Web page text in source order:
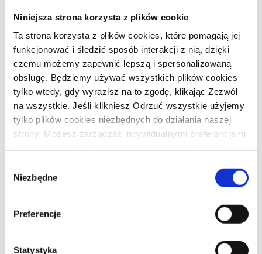
Niniejsza strona korzysta z plików cookie
Ta strona korzysta z plików cookies, które pomagają jej
funkcjonować i śledzić sposób interakcji z nią, dzięki
czemu możemy zapewnić lepszą i spersonalizowaną
obsługę. Będziemy używać wszystkich plików cookies
tylko wtedy, gdy wyrazisz na to zgodę, klikając Zezwól
na wszystkie. Jeśli klikniesz Odrzuć wszystkie użyjemy
tylko plików cookies niezbędnych do działania naszej
strony. Możesz zarządzać indywidualnymi preferencjami
na wybrane.
zgody
Niezbędne
Preferencje
Statystyka
Od86,37zł
KOSZULKA O PANIE KTO TU
PANU TAK ODJANIEPAWLIŁ!?
ma
można
stronie